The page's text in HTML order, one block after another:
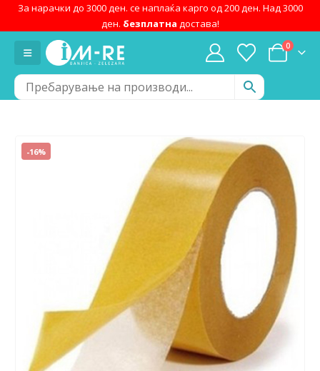
За нарачки до 3000 ден. се наплаќа карго од 200 ден. Над 3000
ден. безплатна достава!
0
-16%